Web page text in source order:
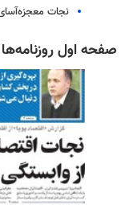
نجات معجزه‌آسای کارگر ۲۲ ساله از عمق ۱۵
صفحه اول روزنامه‌ها